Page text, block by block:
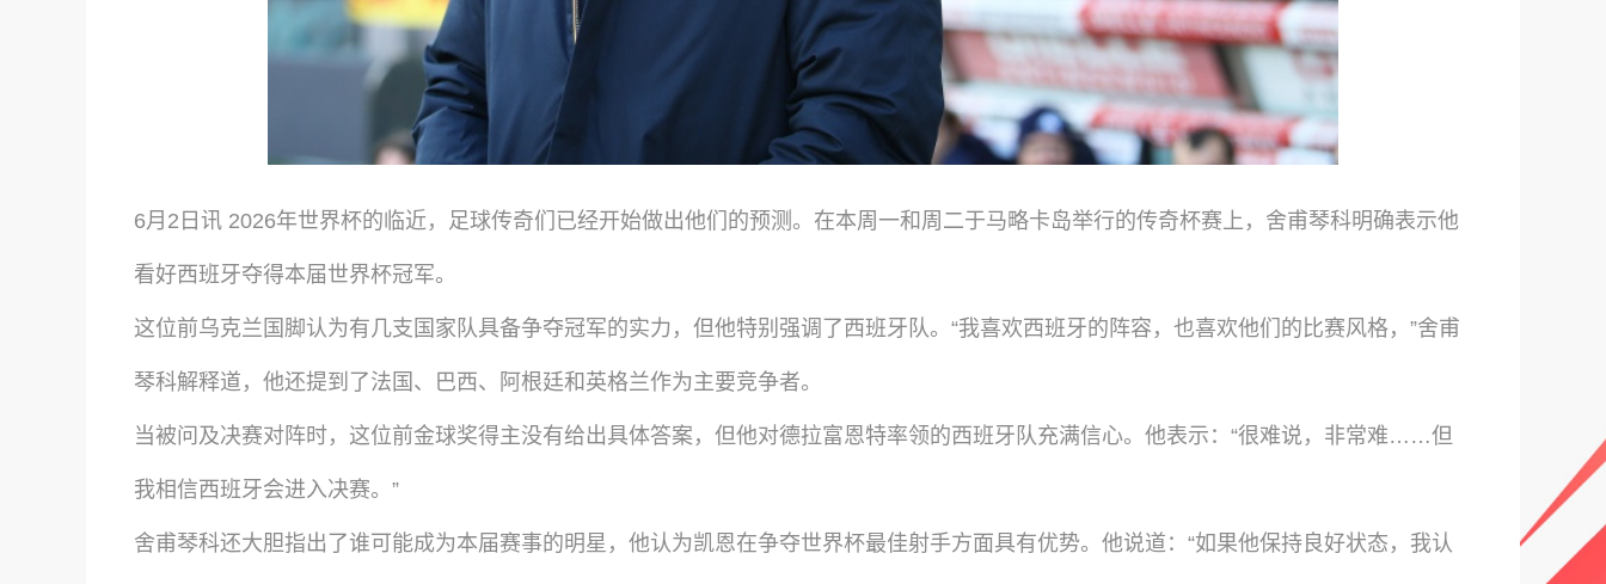
6月2日讯 2026年世界杯的临近，足球传奇们已经开始做出他们的预测。在本周一和周二于马略卡岛举行的传奇杯赛上，舍甫琴科明确表示他
看好西班牙夺得本届世界杯冠军。
这位前乌克兰国脚认为有几支国家队具备争夺冠军的实力，但他特别强调了西班牙队。“我喜欢西班牙的阵容，也喜欢他们的比赛风格，”舍甫
琴科解释道，他还提到了法国、巴西、阿根廷和英格兰作为主要竞争者。
当被问及决赛对阵时，这位前金球奖得主没有给出具体答案，但他对德拉富恩特率领的西班牙队充满信心。他表示：“很难说，非常难……但
我相信西班牙会进入决赛。”
舍甫琴科还大胆指出了谁可能成为本届赛事的明星，他认为凯恩在争夺世界杯最佳射手方面具有优势。他说道：“如果他保持良好状态，我认